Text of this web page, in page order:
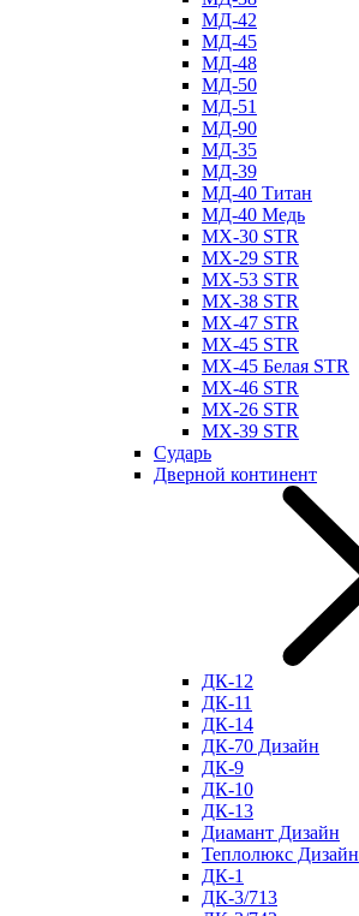
МД-42
МД-45
МД-48
МД-50
МД-51
МД-90
МД-35
МД-39
МД-40 Титан
МД-40 Медь
МХ-30 STR
МХ-29 STR
МХ-53 STR
МХ-38 STR
МХ-47 STR
МХ-45 STR
МХ-45 Белая STR
МХ-46 STR
МХ-26 STR
МХ-39 STR
Сударь
Дверной континент
ДК-12
ДК-11
ДК-14
ДК-70 Дизайн
ДК-9
ДК-10
ДК-13
Диамант Дизайн
Теплолюкс Дизайн
ДК-1
ДК-3/713